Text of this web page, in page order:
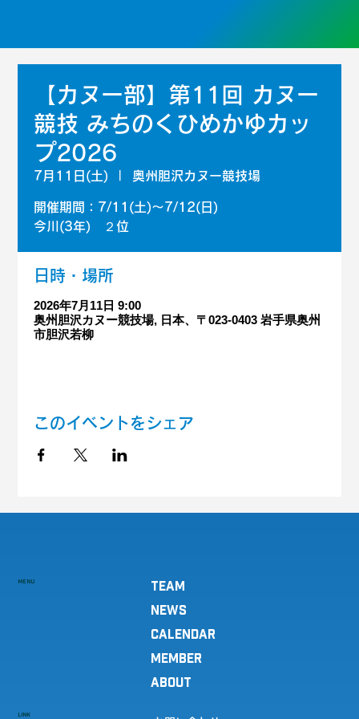
【カヌー部】第11回 カヌー
競技 みちのくひめかゆカッ
プ2026
7月11日(土) 奥州胆沢カヌー競技場
開催期間：7/11(土)～7/12(日)
今川(3年) ２位
日時・場所
2026年7月11日 9:00
奥州胆沢カヌー競技場, 日本、〒023-0403 岩手県奥州
市胆沢若柳
このイベントをシェア
MENU
TEAM
NEWS
CALENDAR
MEMBER
ABOUT
LINK